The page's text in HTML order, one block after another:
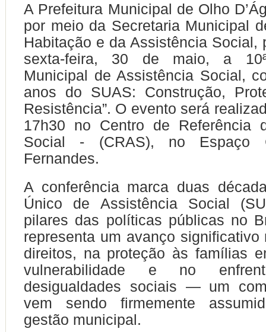
A Prefeitura Municipal de Olho
por meio da Secretaria Municipal
Habitação e da Assistência Social,
sexta-feira, 30 de maio, a
Municipal de Assistência Social,
anos do SUAS: Construção,
Resistência”. O evento será
17h30 no Centro de Referência
Social - (CRAS), no Espaço
Fernandes.
A conferência marca duas
Único de Assistência Social
pilares das políticas públicas no
representa um avanço significativo
direitos, na proteção às famílias
vulnerabilidade e no
desigualdades sociais — um
vem sendo firmemente
gestão municipal.